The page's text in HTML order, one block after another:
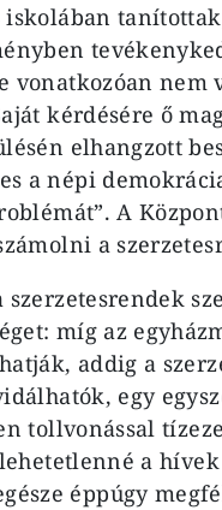
vonatkozóan nem
kérdésére ő
elhangzott
a népi
A
a
míg az
addig a
egy
tollvonással
a
éppúgy